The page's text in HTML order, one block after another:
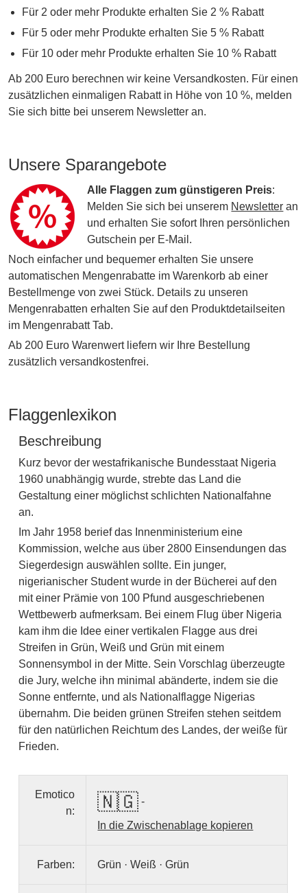
Für 2 oder mehr Produkte erhalten Sie 2 % Rabatt
Für 5 oder mehr Produkte erhalten Sie 5 % Rabatt
Für 10 oder mehr Produkte erhalten Sie 10 % Rabatt
Ab 200 Euro berechnen wir keine Versandkosten. Für einen
zusätzlichen einmaligen Rabatt in Höhe von 10 %, melden
Sie sich bitte bei unserem Newsletter an.
Unsere Sparangebote
Alle Flaggen zum günstigeren Preis:
Melden Sie sich bei unserem Newsletter an
und erhalten Sie sofort Ihren persönlichen
Gutschein per E-Mail.
Noch einfacher und bequemer erhalten Sie unsere
automatischen Mengenrabatte im Warenkorb ab einer
Bestellmenge von zwei Stück. Details zu unseren
Mengenrabatten erhalten Sie auf den Produktdetailseiten
im Mengenrabatt Tab.
Ab 200 Euro Warenwert liefern wir Ihre Bestellung
zusätzlich versandkostenfrei.
Flaggenlexikon
Beschreibung
Kurz bevor der westafrikanische Bundesstaat Nigeria
1960 unabhängig wurde, strebte das Land die
Gestaltung einer möglichst schlichten Nationalfahne
an.
Im Jahr 1958 berief das Innenministerium eine
Kommission, welche aus über 2800 Einsendungen das
Siegerdesign auswählen sollte. Ein junger,
nigerianischer Student wurde in der Bücherei auf den
mit einer Prämie von 100 Pfund ausgeschriebenen
Wettbewerb aufmerksam. Bei einem Flug über Nigeria
kam ihm die Idee einer vertikalen Flagge aus drei
Streifen in Grün, Weiß und Grün mit einem
Sonnensymbol in der Mitte. Sein Vorschlag überzeugte
die Jury, welche ihn minimal abänderte, indem sie die
Sonne entfernte, und als Nationalflagge Nigerias
übernahm. Die beiden grünen Streifen stehen seitdem
für den natürlichen Reichtum des Landes, der weiße für
Frieden.
Emotico
n:
🇳🇬 -
In die Zwischenablage kopieren
Farben: Grün · Weiß · Grün